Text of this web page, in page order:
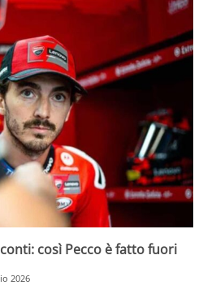
così Pecco è fatto fuori
2026